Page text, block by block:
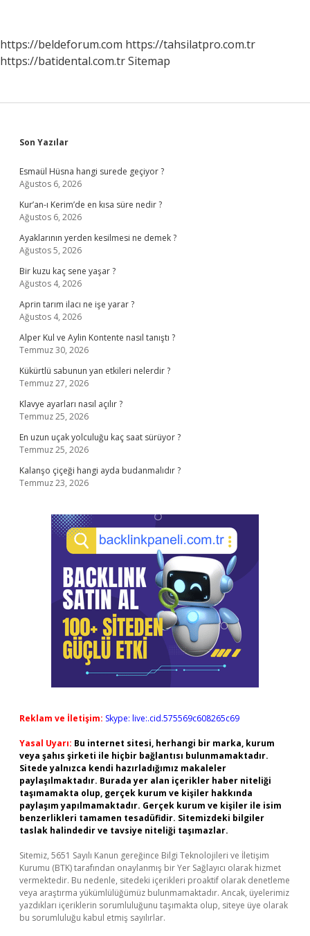
https://beldeforum.com https://tahsilatpro.com.tr
https://batidental.com.trSitemap
Sidebar
Son Yazılar
Esmaül Hüsna hangi surede geçiyor ?
Ağustos 6, 2026
Kur’an-ı Kerim’de en kısa süre nedir ?
Ağustos 6, 2026
Ayaklarının yerden kesilmesi ne demek ?
Ağustos 5, 2026
Bir kuzu kaç sene yaşar ?
Ağustos 4, 2026
Aprin tarım ilacı ne işe yarar ?
Ağustos 4, 2026
Alper Kul ve Aylin Kontente nasıl tanıştı ?
Temmuz 30, 2026
Kükürtlü sabunun yan etkileri nelerdir ?
Temmuz 27, 2026
Klavye ayarları nasıl açılır ?
Temmuz 25, 2026
En uzun uçak yolculuğu kaç saat sürüyor ?
Temmuz 25, 2026
Kalanşo çiçeği hangi ayda budanmalıdır ?
Temmuz 23, 2026
Reklam ve İletişim: Skype: live:.cid.575569c608265c69
Yasal Uyarı: Bu internet sitesi, herhangi bir marka, kurum
veya şahıs şirketi ile hiçbir bağlantısı bulunmamaktadır.
Sitede yalnızca kendi hazırladığımız makaleler
paylaşılmaktadır. Burada yer alan içerikler haber niteliği
taşımamakta olup, gerçek kurum ve kişiler hakkında
paylaşım yapılmamaktadır. Gerçek kurum ve kişiler ile isim
benzerlikleri tamamen tesadüfidir. Sitemizdeki bilgiler
taslak halindedir ve tavsiye niteliği taşımazlar.
Sitemiz, 5651 Sayılı Kanun gereğince Bilgi Teknolojileri ve İletişim
Kurumu (BTK) tarafından onaylanmış bir Yer Sağlayıcı olarak hizmet
vermektedir. Bu nedenle, sitedeki içerikleri proaktif olarak denetleme
veya araştırma yükümlülüğümüz bulunmamaktadır. Ancak, üyelerimiz
yazdıkları içeriklerin sorumluluğunu taşımakta olup, siteye üye olarak
bu sorumluluğu kabul etmiş sayılırlar.